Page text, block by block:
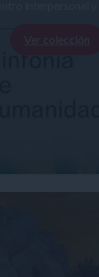
Ver colección